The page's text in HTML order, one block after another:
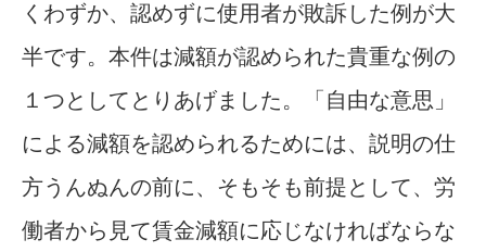
くわずか、認めずに使用者が敗訴した例が大
半です。本件は減額が認められた貴重な例の
１つとしてとりあげました。「自由な意思」
による減額を認められるためには、説明の仕
方うんぬんの前に、そもそも前提として、労
働者から見て賃金減額に応じなければならな